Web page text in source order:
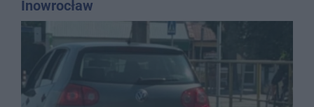
Inowrocław